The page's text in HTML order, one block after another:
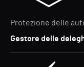
Protezione delle
Gestore delle